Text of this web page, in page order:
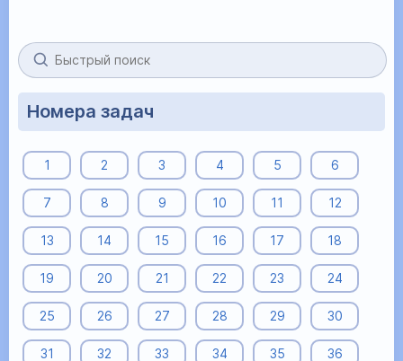
Номера задач
1 2 3 4 5 6
7 8 9 10 11 12
13 14 15 16 17 18
19 20 21 22 23 24
25 26 27 28 29 30
31 32 33 34 35 36